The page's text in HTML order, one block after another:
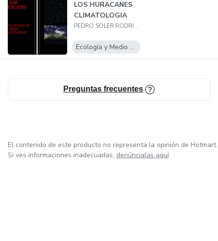
LOS HURACANES
CLIMATOLOGIA
PEDRO SOLER RODRIGUEZ
Ecología y Medio Ambiente
Preguntas frecuentes
El contenido de este producto no representa la opinión de Hotmart.
Si ves informaciones inadecuadas, denúncialas aquí